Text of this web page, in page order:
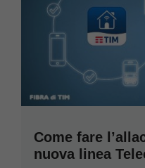
Come fare
nuova linea